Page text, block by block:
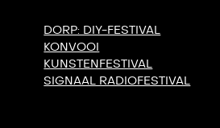
DORP: DIY-FESTIVAL
KONVOOI
KUNSTENFESTIVAL
SIGNAAL RADIOFESTIVAL